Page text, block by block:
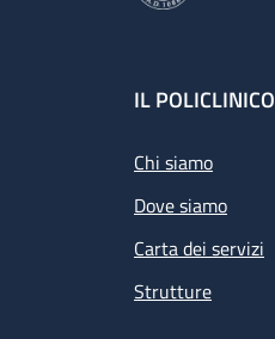
Footer
IL POLICLINICO
Chi siamo
Dove siamo
Carta dei servizi
Strutture